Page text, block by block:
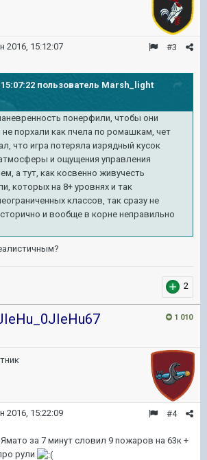
#3
2016, 15:12:07
15:07:22 пользователь Marsh_light
понерфили, чтобы они
порхали как пчела по ромашкам, чет
что игра потеряла изрядный кусок
и ощущения управления
а тут, как косвенно живучесть
которых на 8+ уровнях и так
классов, так сразу не
и вообще в корне неправильно
2
1 010
#4
2016, 15:22:09
за 7 минут словил 9 пожаров на 63к +
рули